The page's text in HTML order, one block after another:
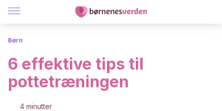
Børn
6 effektive tips til
pottetræningen
4 minutter